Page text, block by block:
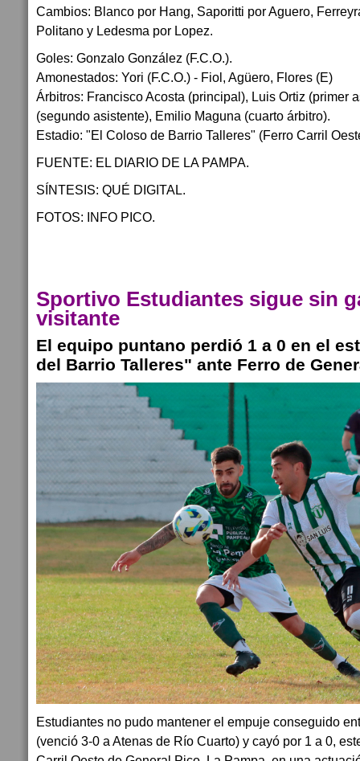
Cambios: Blanco por Hang, Saporitti por Aguero,
Politano y Ledesma por Lopez.
Goles: Gonzalo González (F.C.O.).
Amonestados: Yori (F.C.O.) - Fiol, Agüero, Flores (E)
Árbitros: Francisco Acosta (principal), Luis Ortiz (primer
(segundo asistente), Emilio Maguna (cuarto árbitro).
Estadio: "El Coloso de Barrio Talleres" (Ferro Carril
FUENTE: EL DIARIO DE LA PAMPA.
SÍNTESIS: QUÉ DIGITAL.
FOTOS: INFO PICO.
Sportivo Estudiantes sigue sin
visitante
El equipo puntano perdió 1 a 0 en el
del Barrio Talleres" ante Ferro de
Estudiantes no pudo mantener el empuje conseguido
(venció 3-0 a Atenas de Río Cuarto) y cayó por 1 a 0,